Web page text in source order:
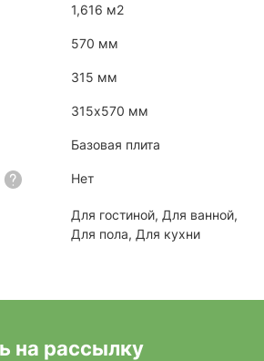
1,616 м2
570 мм
315 мм
315х570 мм
Базовая плита
Нет
Для гостиной, Для ванной,
Для пола, Для кухни
на рассылку